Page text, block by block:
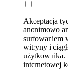
Akceptacja
anonimowo
surfowaniem
witryny i
użytkownika.
internetowej